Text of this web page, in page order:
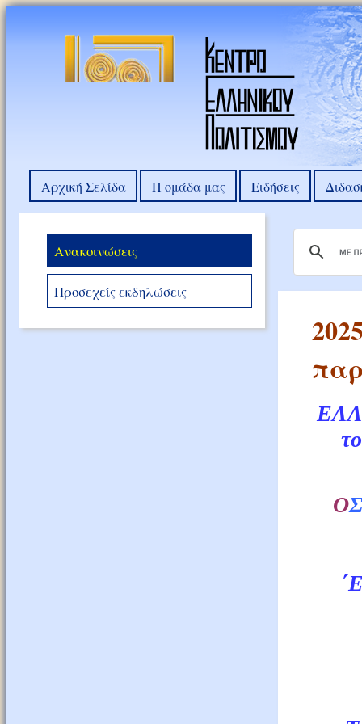
Αρχική Σελίδα Η ομάδα μας Ειδήσεις
Ανακοινώσεις
Προσεχείς εκδηλώσεις
OΣ